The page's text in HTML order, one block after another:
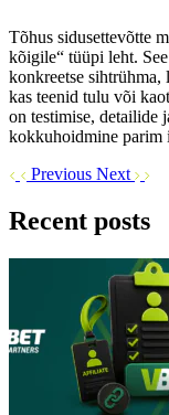
Tõhus sidusettevõtte
kõigile“ tüüpi leht.
konkreetse sihtrühma,
kas teenid tulu või
on testimise, detailide
kokkuhoidmine parim
Previous Next
Recent posts